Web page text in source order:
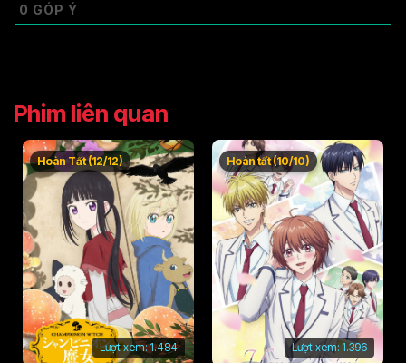
0 GÓP Ý
Phim liên quan
Lượt xem:1.484
Hoàn Tất (12/12)
Lượt xem: 1.396
Hoàn tất (10/10)